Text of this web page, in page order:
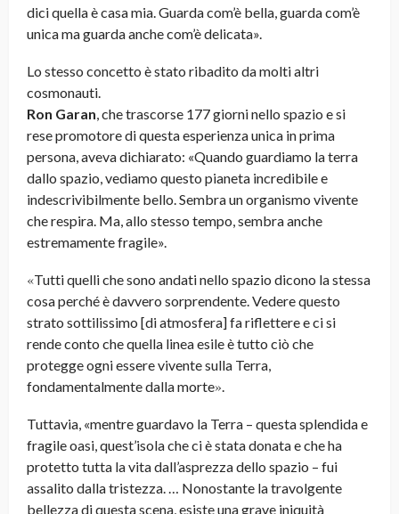
dici quella è casa mia. Guarda com’è bella, guarda com’è
unica ma guarda anche com’è delicata».
Lo stesso concetto è stato ribadito da molti altri
cosmonauti.
Ron Garan , che trascorse 177 giorni nello spazio e si
rese promotore di questa esperienza unica in prima
persona, aveva dichiarato: «Quando guardiamo la terra
dallo spazio, vediamo questo pianeta incredibile e
indescrivibilmente bello. Sembra un organismo vivente
che respira. Ma, allo stesso tempo, sembra anche
estremamente fragile».
«Tutti quelli che sono andati nello spazio dicono la stessa
cosa perché è davvero sorprendente. Vedere questo
strato sottilissimo [di atmosfera] fa riflettere e ci si
rende conto che quella linea esile è tutto ciò che
protegge ogni essere vivente sulla Terra,
fondamentalmente dalla morte»
Tuttavia, «mentre guardavo la Terra – questa splendida e
fragile oasi, quest’isola che ci è stata donata e che ha
protetto tutta la vita dall’asprezza dello spazio – fui
assalito dalla tristezza. … Nonostante la travolgente
bellezza di questa scena, esiste una grave iniquità